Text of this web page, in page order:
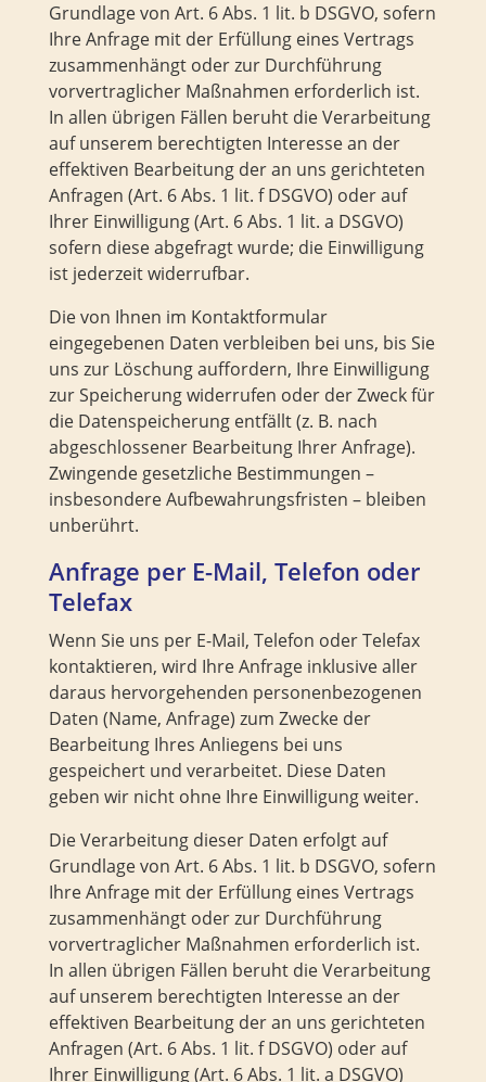
Grundlage von Art. 6 Abs. 1 lit. b DSGVO, sofern
Ihre Anfrage mit der Erfüllung eines Vertrags
zusammenhängt oder zur Durchführung
vorvertraglicher Maßnahmen erforderlich ist.
In allen übrigen Fällen beruht die Verarbeitung
auf unserem berechtigten Interesse an der
effektiven Bearbeitung der an uns gerichteten
Anfragen (Art. 6 Abs. 1 lit. f DSGVO) oder auf
Ihrer Einwilligung (Art. 6 Abs. 1 lit. a DSGVO)
sofern diese abgefragt wurde; die Einwilligung
ist jederzeit widerrufbar.
Die von Ihnen im Kontaktformular
eingegebenen Daten verbleiben bei uns, bis Sie
uns zur Löschung auffordern, Ihre Einwilligung
zur Speicherung widerrufen oder der Zweck für
die Datenspeicherung entfällt (z. B. nach
abgeschlossener Bearbeitung Ihrer Anfrage).
Zwingende gesetzliche Bestimmungen –
insbesondere Aufbewahrungsfristen – bleiben
unberührt.
Anfrage per E-Mail, Telefon oder
Telefax
Wenn Sie uns per E-Mail, Telefon oder Telefax
kontaktieren, wird Ihre Anfrage inklusive aller
daraus hervorgehenden personenbezogenen
Daten (Name, Anfrage) zum Zwecke der
Bearbeitung Ihres Anliegens bei uns
gespeichert und verarbeitet. Diese Daten
geben wir nicht ohne Ihre Einwilligung weiter.
Die Verarbeitung dieser Daten erfolgt auf
Grundlage von Art. 6 Abs. 1 lit. b DSGVO, sofern
Ihre Anfrage mit der Erfüllung eines Vertrags
zusammenhängt oder zur Durchführung
vorvertraglicher Maßnahmen erforderlich ist.
In allen übrigen Fällen beruht die Verarbeitung
auf unserem berechtigten Interesse an der
effektiven Bearbeitung der an uns gerichteten
Anfragen (Art. 6 Abs. 1 lit. f DSGVO) oder auf
Ihrer Einwilligung (Art. 6 Abs. 1 lit. a DSGVO)